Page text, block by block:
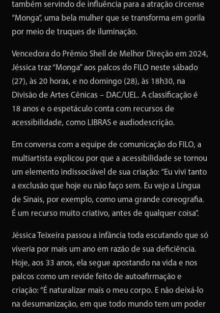
também servindo de influência para a atração circense
“Monga”, uma bela mulher que se transforma em gorila
por meio de truques de iluminação.
Vencedora do Prêmio Shell de Melhor Direção em 2024,
Jéssica traz “Monga” aos palcos do FILO neste sábado
(27), às 20 horas, e no domingo (28), às 18h30, na
Divisão de Artes Cênicas – DAC/UEL. A classificação é
18 anos e o espetáculo conta com recursos de
acessibilidade, como LIBRAS e audiodescrição.
Em conversa com a equipe de comunicação do FILO, a
multiartista explicou por que a acessibilidade se tornou
um elemento indissociável de sua criação: “Eu vivi tanto
a exclusão que hoje eu não faço sem. Eu vejo a Língua
de Sinais, por exemplo, como uma grande coreografia.
É um recurso muito criativo, antes de qualquer coisa”.
Jéssica Teixeira passou a infância toda escutando que só
viveria por mais um ano em razão de sua deficiência.
Hoje, aos 33 anos, ela segue apostando na vida e nos
palcos como um revide feito de autoafirmação e
criação: “É naturalizar mais o meu corpo. E não deixá-lo
na desumanização, em que todo mundo tem um poder